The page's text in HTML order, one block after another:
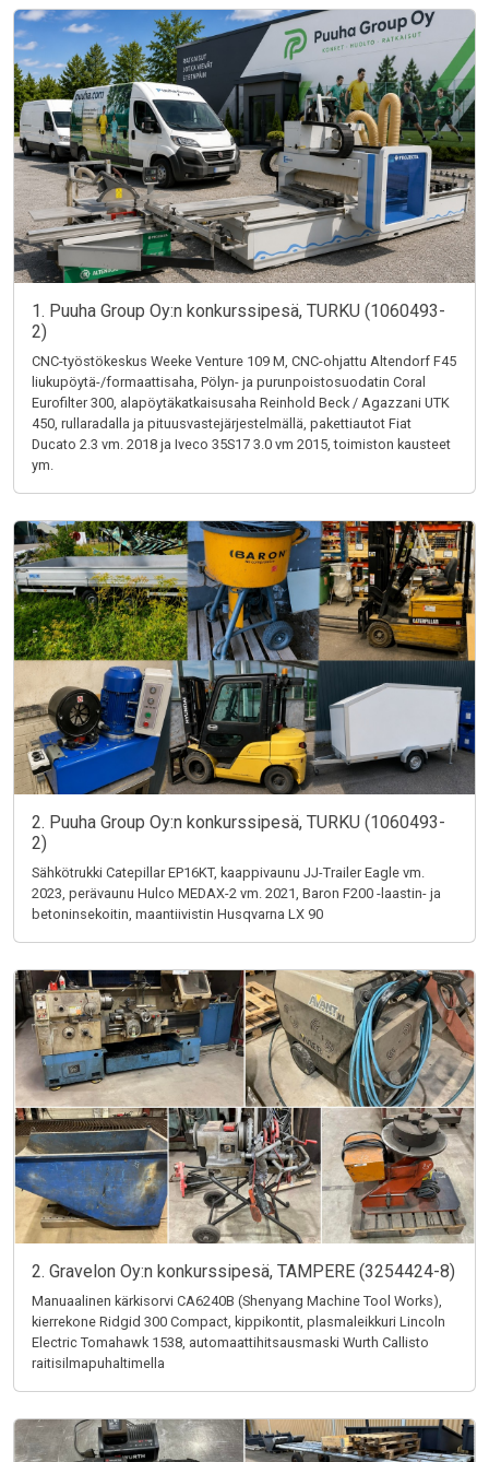
1. Puuha Group Oy:n konkurssipesä, TURKU (1060493-
2)
CNC-työstökeskus Weeke Venture 109 M, CNC-ohjattu Altendorf F45
liukupöytä-/formaattisaha, Pölyn- ja purunpoistosuodatin Coral
Eurofilter 300, alapöytäkatkaisusaha Reinhold Beck / Agazzani UTK
450, rullaradalla ja pituusvastejärjestelmällä, pakettiautot Fiat
Ducato 2.3 vm. 2018 ja Iveco 35S17 3.0 vm 2015, toimiston kausteet
ym.
2. Puuha Group Oy:n konkurssipesä, TURKU (1060493-
2)
Sähkötrukki Catepillar EP16KT, kaappivaunu JJ-Trailer Eagle vm.
2023, perävaunu Hulco MEDAX-2 vm. 2021, Baron F200 -laastin- ja
betoninsekoitin, maantiivistin Husqvarna LX 90
2. Gravelon Oy:n konkurssipesä, TAMPERE (3254424-8)
Manuaalinen kärkisorvi CA6240B (Shenyang Machine Tool Works),
kierrekone Ridgid 300 Compact, kippikontit, plasmaleikkuri Lincoln
Electric Tomahawk 1538, automaattihitsausmaski Wurth Callisto
raitisilmapuhaltimella